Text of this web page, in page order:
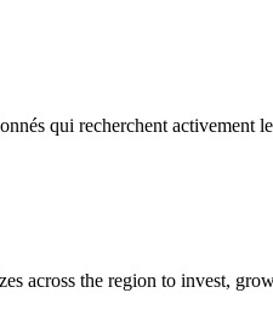
qui recherchent activement
across the region to invest,